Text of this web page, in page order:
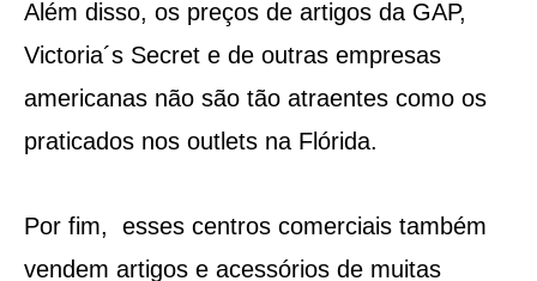
Além disso, os preços de artigos da GAP,
Victoria´s Secret e de outras empresas
americanas não são tão atraentes como os
praticados nos outlets na Flórida.
Por fim, esses centros comerciais também
vendem artigos e acessórios de muitas